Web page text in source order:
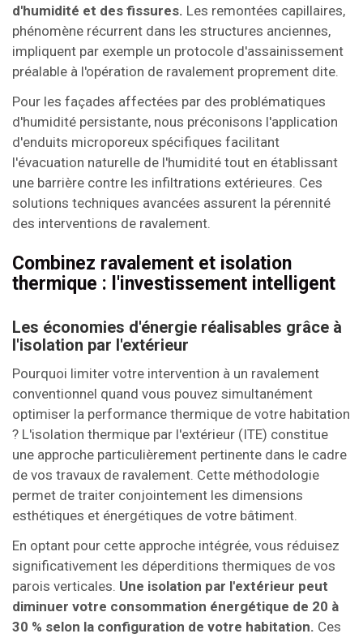
d'humidité et des fissures. Les remontées capillaires,
phénomène récurrent dans les structures anciennes,
impliquent par exemple un protocole d'assainissement
préalable à l'opération de ravalement proprement dite.
Pour les façades affectées par des problématiques
d'humidité persistante, nous préconisons l'application
d'enduits microporeux spécifiques facilitant
l'évacuation naturelle de l'humidité tout en établissant
une barrière contre les infiltrations extérieures. Ces
solutions techniques avancées assurent la pérennité
des interventions de ravalement.
Combinez ravalement et isolation
thermique : l'investissement intelligent
Les économies d'énergie réalisables grâce à
l'isolation par l'extérieur
Pourquoi limiter votre intervention à un ravalement
conventionnel quand vous pouvez simultanément
optimiser la performance thermique de votre habitation
? L'isolation thermique par l'extérieur (ITE) constitue
une approche particulièrement pertinente dans le cadre
de vos travaux de ravalement. Cette méthodologie
permet de traiter conjointement les dimensions
esthétiques et énergétiques de votre bâtiment.
En optant pour cette approche intégrée, vous réduisez
significativement les déperditions thermiques de vos
parois verticales. Une isolation par l'extérieur peut
diminuer votre consommation énergétique de 20 à
30 % selon la configuration de votre habitation. Ces